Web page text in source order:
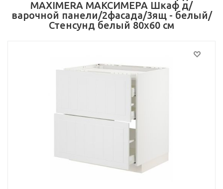
MAXIMERA МАКСИМЕРА Шкаф д/
варочной панели/2фасада/3ящ - белый/
Стенсунд белый 80x60 см